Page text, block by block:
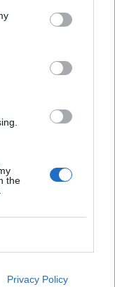
the
Privacy Policy
0 - 0%